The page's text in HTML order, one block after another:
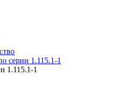
серии 1.115.1-1
1.115.1-1